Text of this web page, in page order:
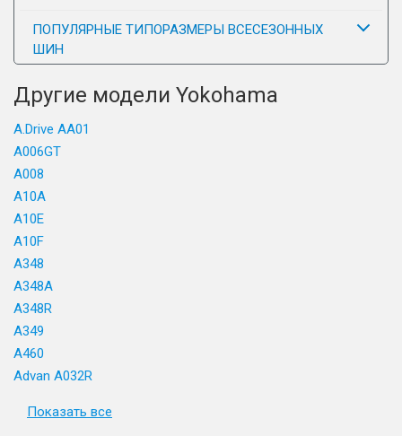
ПОПУЛЯРНЫЕ ТИПОРАЗМЕРЫ ВСЕСЕЗОННЫХ
ШИН
Другие модели Yokohama
A.Drive AA01
A006GT
A008
A10A
A10E
A10F
A348
A348A
A348R
A349
A460
Advan A032R
Показать все